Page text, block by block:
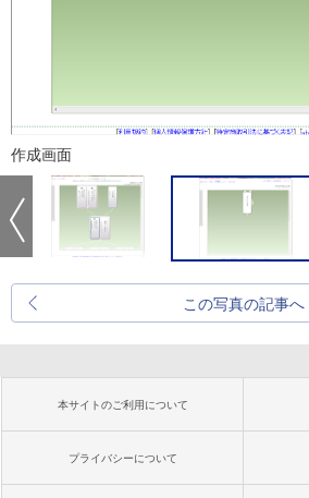
作成画面
この写真の記事へ
本サイトのご利用について
プライバシーについて